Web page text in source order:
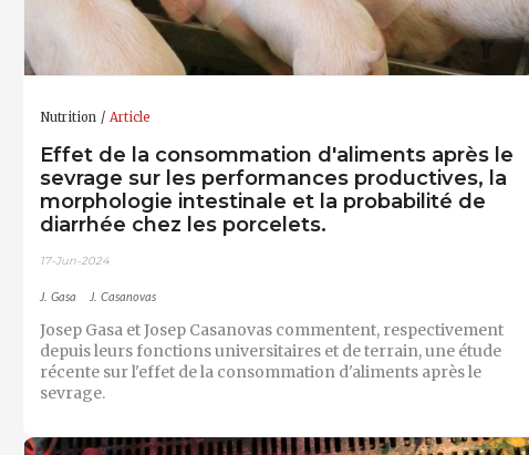
Nutrition Article
Effet de la consommation d'aliments après le
sevrage sur les performances productives, la
morphologie intestinale et la probabilité de
diarrhée chez les porcelets.
17-Jun-2024
J. Gasa J. Casanovas
Josep Gasa et Josep Casanovas commentent, respectivement
depuis leurs fonctions universitaires et de terrain, une étude
récente sur l'effet de la consommation d'aliments après le
sevrage.